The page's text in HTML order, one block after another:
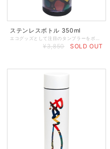
ステンレスボトル 350ml
¥3,850 SOLD OUT